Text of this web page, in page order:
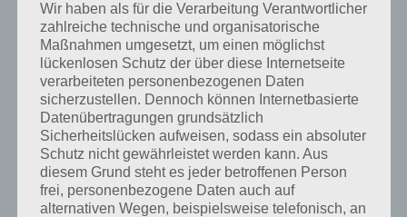
Mana) und im zweiten dann verzaubern (helles Mana). Dieses Mana
haben deine Zauberer automatisch, musst du also nicht sammeln.
Wir haben als für die Verarbeitung Verantwortlicher
zahlreiche technische und organisatorische
Maßnahmen umgesetzt, um einen möglichst
lückenlosen Schutz der über diese Internetseite
verarbeiteten personenbezogenen Daten
sicherzustellen. Dennoch können Internetbasierte
Datenübertragungen grundsätzlich
Sicherheitslücken aufweisen, sodass ein absoluter
Schutz nicht gewährleistet werden kann. Aus
diesem Grund steht es jeder betroffenen Person
frei, personenbezogene Daten auch auf
alternativen Wegen, beispielsweise telefonisch, an